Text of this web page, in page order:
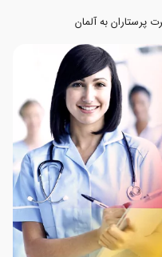
پرستاران به آلمان